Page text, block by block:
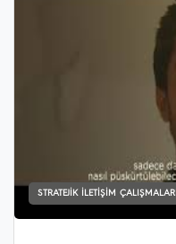
STRATEJIK İLETIŞIM ÇALIŞMALARI